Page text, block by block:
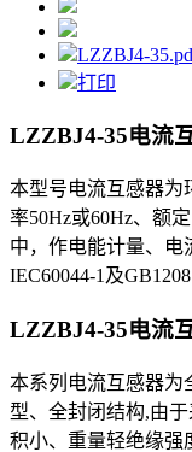
LZZBJ4-
打印
LZZBJ4-35电流
本型号电流互感器为
率50Hz或60Hz、额
中，作电能计量、电
IEC60044-1及
LZZBJ4-35电流
本系列电流互感器为
型、全封闭结构,由
积小、重量轻绝缘强